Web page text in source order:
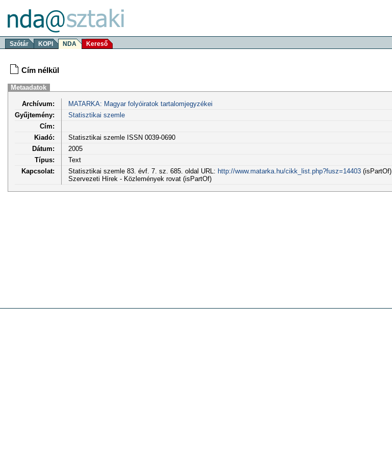
Szótár KOPI NDA Kereső
Cím nélkül
Metaadatok
Archívum:
MATARKA: Magyar folyóiratok tartalomjegyzékei
Gyűjtemény:
Statisztikai szemle
Cím:
Kiadó:
Statisztikai szemle ISSN 0039-0690
Dátum:
2005
Típus:
Text
Kapcsolat:
Statisztikai szemle 83. évf. 7. sz. 685. oldal URL: http://www.matarka.hu/cikk_list.php?fusz=14403(isPartOf)
Szervezeti Hírek - Közlemények rovat (isPartOf)